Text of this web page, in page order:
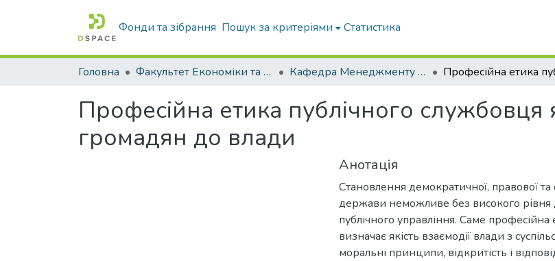
Фонди та зібрання Пошук за критеріями Статистика
Головна Факультет Економіки та бізнесу Кафедра Менеджменту та публічного адміністрування
Професійна етика публічного службовця
громадян до влади
Анотація
Становлення демократичної, правової та
держави неможливе без високого рівня
публічного управління. Саме
визначає якість взаємодії влади з
моральні принципи, відкритість і